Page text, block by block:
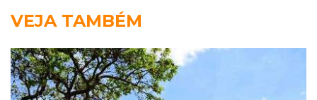
VEJA TAMBÉM